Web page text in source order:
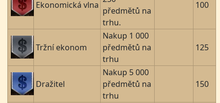
Ekonomická vlna
předmětů na
trhu.
100
Tržní ekonom
Nakup 1 000
předmětů na
trhu
125
Dražitel
Nakup 5 000
předmětů na
trhu
150